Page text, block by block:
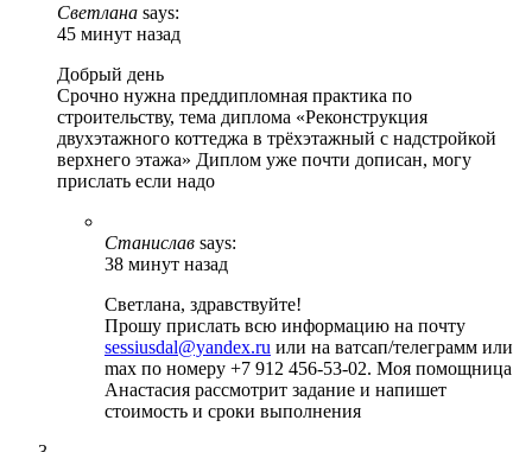
Светлана says:
45 минут назад
Добрый день
Срочно нужна преддипломная практика по
строительству, тема диплома «Реконструкция
двухэтажного коттеджа в трёхэтажный с надстройкой
верхнего этажа» Диплом уже почти дописан, могу
прислать если надо
Станислав says:
38 минут назад
Светлана, здравствуйте!
Прошу прислать всю информацию на почту
sessiusdal@yandex.ru или на ватсап/телеграмм или
max по номеру +7 912 456-53-02. Моя помощница
Анастасия рассмотрит задание и напишет
стоимость и сроки выполнения